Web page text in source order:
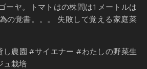
ーヤ。トマトはの株間は1メートルは
の覚書。。。 失敗して覚える家庭菜
農園 #サイエナー #わたしの野菜生
ュ栽培